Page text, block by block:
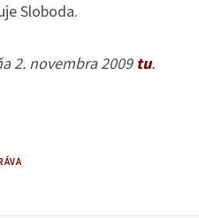
Sloboda.
2. novembra 2009 tu.